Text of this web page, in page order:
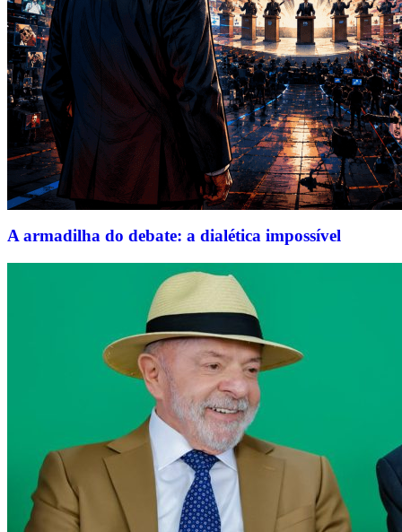
A armadilha do debate: a dialética impossível